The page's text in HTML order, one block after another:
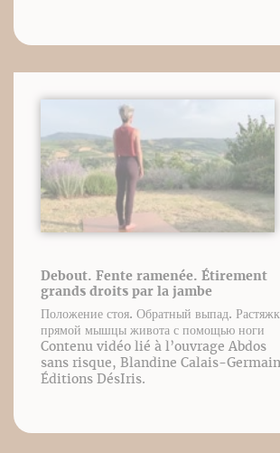
Debout. Fente ramenée. Étirement
grands droits par la jambe
Положение стоя. Обратный выпад.
прямой мышцы живота с помощью ноги
Contenu vidéo lié à l’ouvrage Abdos
sans risque, Blandine Calais-
Éditions DésIris.